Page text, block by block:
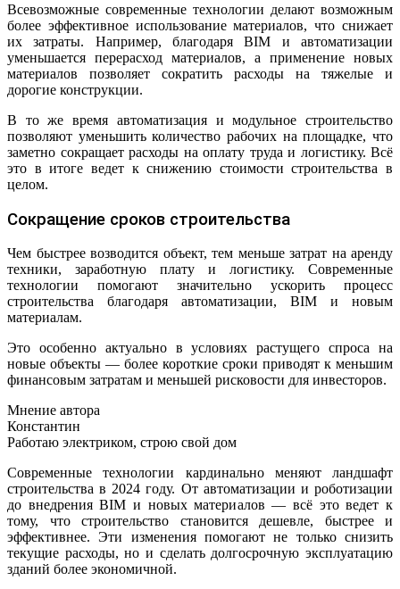
Всевозможные современные технологии делают возможным
более эффективное использование материалов, что снижает
их затраты. Например, благодаря BIM и автоматизации
уменьшается перерасход материалов, а применение новых
материалов позволяет сократить расходы на тяжелые и
дорогие конструкции.
В то же время автоматизация и модульное строительство
позволяют уменьшить количество рабочих на площадке, что
заметно сокращает расходы на оплату труда и логистику. Всё
это в итоге ведет к снижению стоимости строительства в
целом.
Сокращение сроков строительства
Чем быстрее возводится объект, тем меньше затрат на аренду
техники, заработную плату и логистику. Современные
технологии помогают значительно ускорить процесс
строительства благодаря автоматизации, BIM и новым
материалам.
Это особенно актуально в условиях растущего спроса на
новые объекты — более короткие сроки приводят к меньшим
финансовым затратам и меньшей рисковости для инвесторов.
Мнение автора
Константин
Работаю электриком, строю свой дом
Современные технологии кардинально меняют ландшафт
строительства в 2024 году. От автоматизации и роботизации
до внедрения BIM и новых материалов — всё это ведет к
тому, что строительство становится дешевле, быстрее и
эффективнее. Эти изменения помогают не только снизить
текущие расходы, но и сделать долгосрочную эксплуатацию
зданий более экономичной.